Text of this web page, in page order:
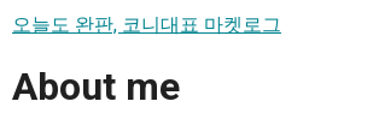
오늘도 완판, 코니대표 마켓로그
About me